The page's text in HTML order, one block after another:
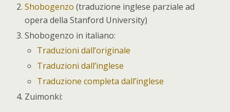
Shobogenzo (traduzione inglese parziale ad
opera della Stanford University)
Shobogenzo in italiano:
Traduzioni dall’originale
Traduzioni dall’inglese
Traduzione completa dall’inglese
Zuimonki: